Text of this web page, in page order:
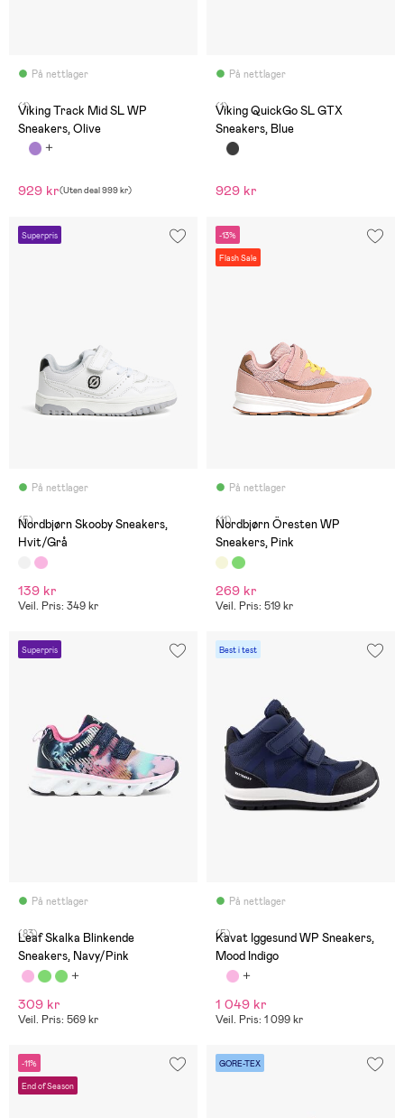
På nettlager
(1)
Viking Track Mid SL WP
Sneakers, Olive
929 kr(Uten deal999 kr)
På nettlager
(1)
Viking QuickGo SL GTX
Sneakers, Blue
929 kr
Superpris
På nettlager
(5)
Nordbjørn Skooby Sneakers,
Hvit/Grå
139 kr
Veil. Pris: 349 kr
-13%
Flash Sale
På nettlager
(11)
Nordbjørn Öresten WP
Sneakers, Pink
269 kr
Veil. Pris: 519 kr
Superpris
På nettlager
(83)
Leaf Skalka Blinkende
Sneakers, Navy/Pink
309 kr
Veil. Pris: 569 kr
Best i test
På nettlager
(5)
Kavat Iggesund WP Sneakers,
Mood Indigo
1 049 kr
Veil. Pris: 1 099 kr
-11%
End of Season
GORE-TEX